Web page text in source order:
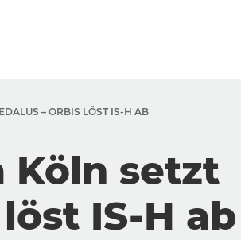
– ORBIS LÖST IS-H AB
setzt
IS-H ab